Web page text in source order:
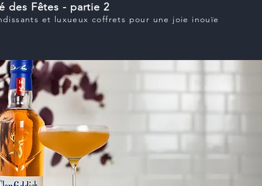
des Fêtes - partie 2
et luxueux coffrets pour une joie inouïe